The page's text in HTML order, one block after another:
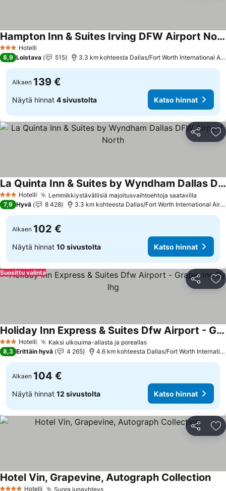
3 Tähtiluokitus
Hotelli
Hampton Inn & Suites Irving DFW Airport North
Katso hinnat
8,9 Loistava 515 3.3 km kohteesta Dallas/Fort Worth International
Alkaen 139 €
Näytä hinnat 4 sivustolta Katso hinnat
Jaa
3 Tähtiluokitus
Hotelli Lemmikkiystävällisiä majoitusvaihtoehtoja saatavilla
La Quinta Inn & Suites by Wyndham Dallas DFW Airport North
Katso hinnat
7,9 Hyvä 8 428 3.3 km kohteesta Dallas/Fort Worth International
Alkaen 102 €
Näytä hinnat 10 sivustolta Katso hinnat
Jaa
Suosittu valinta
3 Tähtiluokitus
Hotelli Kaksi ulkouima-allasta ja poreallasKatso hinnat
Holiday Inn Express & Suites Dfw Airport - Grapevine By Ihg
Katso hinnat
8,3 Erittäin hyvä 4 265 4.6 km kohteesta Dallas/Fort Worth
Alkaen 104 €
Näytä hinnat 12 sivustolta Katso hinnat
Jaa
Hotelli Suora junayhteys
Hotel Vin, Grapevine, Autograph Collection